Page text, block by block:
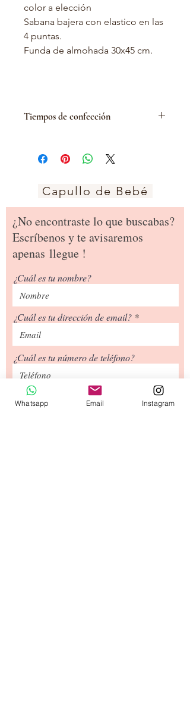
color a elección
Sabana bajera con elastico en las
4 puntas.
Funda de almohada 30x45 cm.
Tiempos de confección
especialmente para ti con medidas
exactas. Para esto nuestro taller
tiempos que podrian ser algo
entonces puedes seguir adelante.
Capullo de Bebé
¿No encontraste lo que buscabas?
Escríbenos y te avisaremos
apenas llegue !
¿Cuál es tu nombre?
¿Cuál es tu dirección de email?
¿Cuál es tu número de teléfono?
Whatsapp Email Instagram